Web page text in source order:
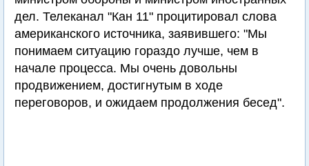
дел. Телеканал "Кан 11" процитировал слова
американского источника, заявившего: "Мы
понимаем ситуацию гораздо лучше, чем в
начале процесса. Мы очень довольны
продвижением, достигнутым в ходе
переговоров, и ожидаем продолжения бесед".